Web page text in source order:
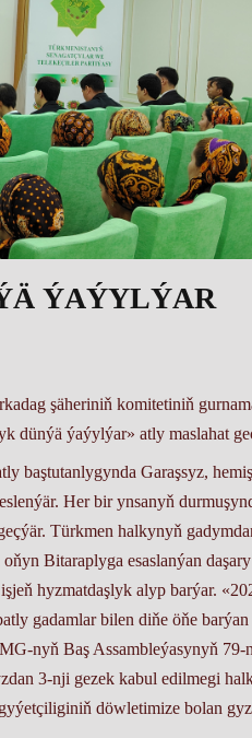
ÝAÝYLÝAR
şäheriniň komitetiniň
dünýä ýaýylýar» atly maslahat
baştutanlygynda Garaşsyz,
Her bir ynsanyň
Türkmen halkynyň
Bitaraplyga esaslanýan
hyzmatdaşlyk alyp barýar.
gadamlar bilen diňe öňe
nyň Baş Assambleýasynyň 79-
3-nji gezek kabul edilmegi
döwletimize bolan